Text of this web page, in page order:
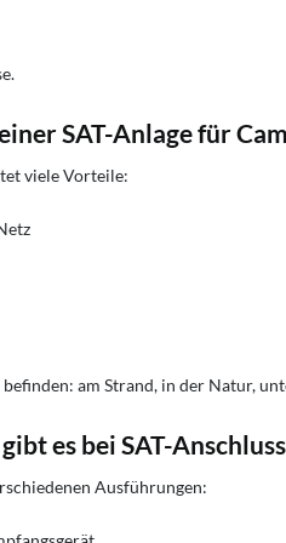
SAT-Anlage für
viele Vorteile:
am Strand, in der Natur,
es bei SAT-
Ausführungen: